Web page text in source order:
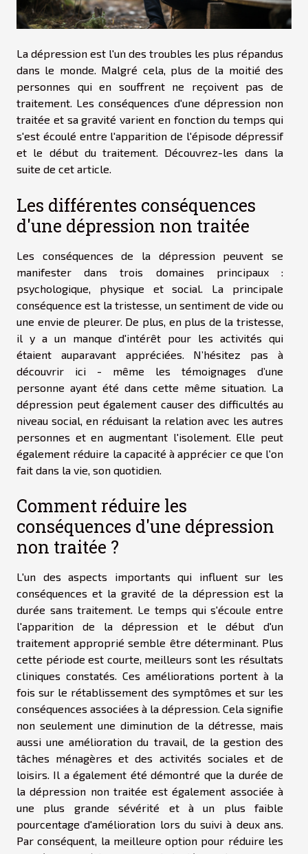
La dépression est l'un des troubles les plus répandus
dans le monde. Malgré cela, plus de la moitié des
personnes qui en souffrent ne reçoivent pas de
traitement. Les conséquences d'une dépression non
traitée et sa gravité varient en fonction du temps qui
s'est écoulé entre l'apparition de l'épisode dépressif
et le début du traitement. Découvrez-les dans la
suite de cet article.
Les différentes conséquences
d'une dépression non traitée
Les conséquences de la dépression peuvent se
manifester dans trois domaines principaux :
psychologique, physique et social. La principale
conséquence est la tristesse, un sentiment de vide ou
une envie de pleurer. De plus, en plus de la tristesse,
il y a un manque d'intérêt pour les activités qui
étaient auparavant appréciées. N’hésitez pas à
découvrir ici - même les témoignages d’une
personne ayant été dans cette même situation. La
dépression peut également causer des difficultés au
niveau social, en réduisant la relation avec les autres
personnes et en augmentant l'isolement. Elle peut
également réduire la capacité à apprécier ce que l'on
fait dans la vie, son quotidien.
Comment réduire les
conséquences d'une dépression
non traitée ?
L'un des aspects importants qui influent sur les
conséquences et la gravité de la dépression est la
durée sans traitement. Le temps qui s'écoule entre
l'apparition de la dépression et le début d'un
traitement approprié semble être déterminant. Plus
cette période est courte, meilleurs sont les résultats
cliniques constatés. Ces améliorations portent à la
fois sur le rétablissement des symptômes et sur les
conséquences associées à la dépression. Cela signifie
non seulement une diminution de la détresse, mais
aussi une amélioration du travail, de la gestion des
tâches ménagères et des activités sociales et de
loisirs. Il a également été démontré que la durée de
la dépression non traitée est également associée à
une plus grande sévérité et à un plus faible
pourcentage d'amélioration lors du suivi à deux ans.
Par conséquent, la meilleure option pour réduire les